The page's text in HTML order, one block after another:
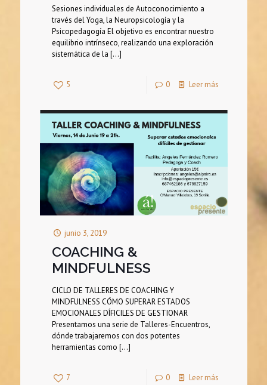
Sesiones individuales de Autoconocimiento a
través del Yoga, la Neuropsicología y la
Psicopedagogía El objetivo es encontrar nuestro
equilibrio intrínseco, realizando una exploración
sistemática de la […]
5 0 Leer más
junio 3, 2019
COACHING &
MINDFULNESS
CICLO DE TALLERES DE COACHING Y
MINDFULNESS CÓMO SUPERAR ESTADOS
EMOCIONALES DÍFICILES DE GESTIONAR
Presentamos una serie de Talleres-Encuentros,
dónde trabajaremos con dos potentes
herramientas como […]
7 0 Leer más